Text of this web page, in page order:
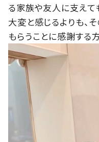
る家族や友人に支えて
大変と感じるよりも、
もらうことに感謝する